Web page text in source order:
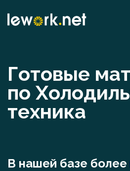
Готовые
по
техника
В нашей базе более